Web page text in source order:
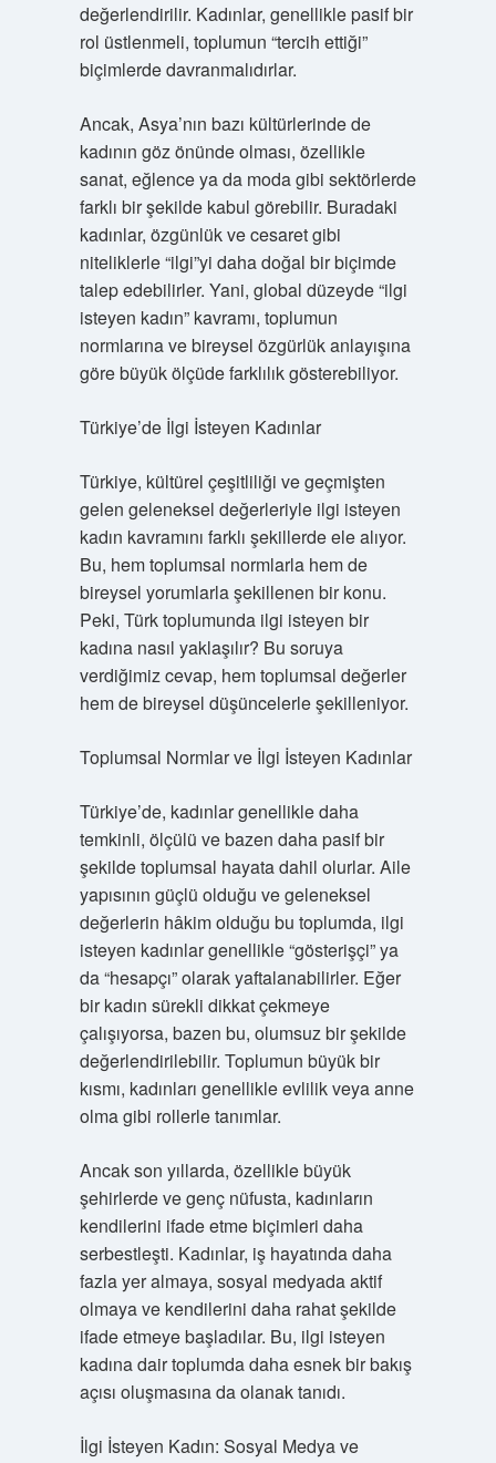
değerlendirilir. Kadınlar, genellikle pasif bir
rol üstlenmeli, toplumun “tercih ettiği”
biçimlerde davranmalıdırlar.
Ancak, Asya’nın bazı kültürlerinde de
kadının göz önünde olması, özellikle
sanat, eğlence ya da moda gibi sektörlerde
farklı bir şekilde kabul görebilir. Buradaki
kadınlar, özgünlük ve cesaret gibi
niteliklerle “ilgi”yi daha doğal bir biçimde
talep edebilirler. Yani, global düzeyde “ilgi
isteyen kadın” kavramı, toplumun
normlarına ve bireysel özgürlük anlayışına
göre büyük ölçüde farklılık gösterebiliyor.
Türkiye’de İlgi İsteyen Kadınlar
Türkiye, kültürel çeşitliliği ve geçmişten
gelen geleneksel değerleriyle ilgi isteyen
kadın kavramını farklı şekillerde ele alıyor.
Bu, hem toplumsal normlarla hem de
bireysel yorumlarla şekillenen bir konu.
Peki, Türk toplumunda ilgi isteyen bir
kadına nasıl yaklaşılır? Bu soruya
verdiğimiz cevap, hem toplumsal değerler
hem de bireysel düşüncelerle şekilleniyor.
Toplumsal Normlar ve İlgi İsteyen Kadınlar
Türkiye’de, kadınlar genellikle daha
temkinli, ölçülü ve bazen daha pasif bir
şekilde toplumsal hayata dahil olurlar. Aile
yapısının güçlü olduğu ve geleneksel
değerlerin hâkim olduğu bu toplumda, ilgi
isteyen kadınlar genellikle “gösterişçi” ya
da “hesapçı” olarak yaftalanabilirler. Eğer
bir kadın sürekli dikkat çekmeye
çalışıyorsa, bazen bu, olumsuz bir şekilde
değerlendirilebilir. Toplumun büyük bir
kısmı, kadınları genellikle evlilik veya anne
olma gibi rollerle tanımlar.
Ancak son yıllarda, özellikle büyük
şehirlerde ve genç nüfusta, kadınların
kendilerini ifade etme biçimleri daha
serbestleşti. Kadınlar, iş hayatında daha
fazla yer almaya, sosyal medyada aktif
olmaya ve kendilerini daha rahat şekilde
ifade etmeye başladılar. Bu, ilgi isteyen
kadına dair toplumda daha esnek bir bakış
açısı oluşmasına da olanak tanıdı.
İlgi İsteyen Kadın: Sosyal Medya ve